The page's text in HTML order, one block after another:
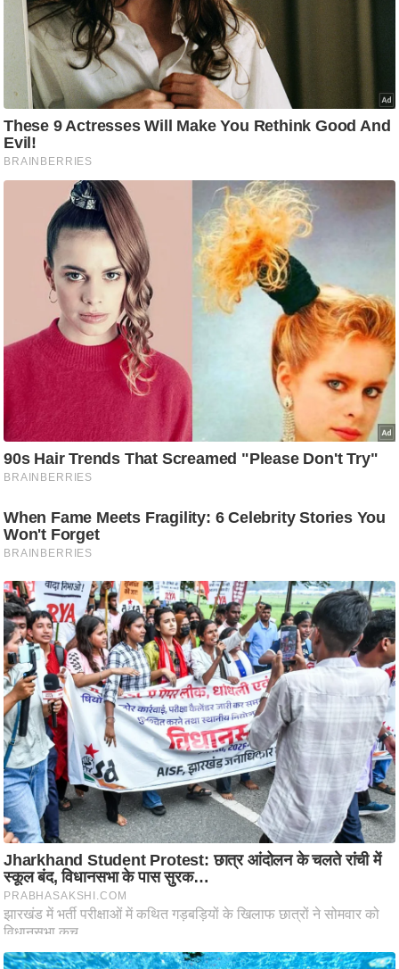
g
N
w
s
ला
इ
जी
/
फै
श
न
घ
रे
लू
नु
स्खे
प
र्य
ट
न
स्थ
ल
फि
ट
ने
स
मं
त्रा
रि